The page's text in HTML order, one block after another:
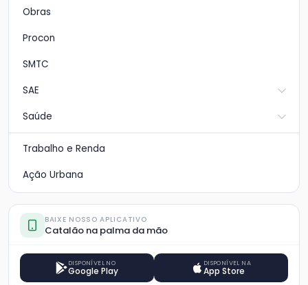
Obras
Procon
SMTC
SAE
Saúde
Trabalho e Renda
Ação Urbana
BAIXE NOSSO APLICATIVO
Catalão na palma da mão
DISPONÍVEL NO
Google Play
DISPONÍVEL NA
App Store